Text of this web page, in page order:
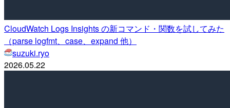
CloudWatch Logs Insights の新コマンド・関数を試してみた
（parse logfmt、case、expand 他）
suzuki.ryo
2026.05.22